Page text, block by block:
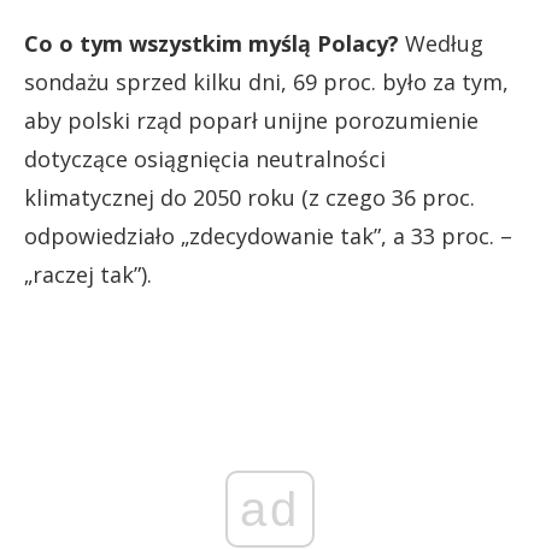
Co o tym wszystkim myślą Polacy? Według
sondażu sprzed kilku dni, 69 proc. było za tym,
aby polski rząd poparł unijne porozumienie
dotyczące osiągnięcia neutralności
klimatycznej do 2050 roku (z czego 36 proc.
odpowiedziało „zdecydowanie tak”, a 33 proc. –
„raczej tak”).
ad